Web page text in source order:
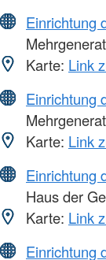
Einrichtung
Karte: Link
Einrichtung
Karte: Link
Einrichtung
Haus der
Karte: Link
Einrichtung